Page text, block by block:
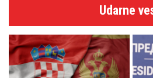
Udarne